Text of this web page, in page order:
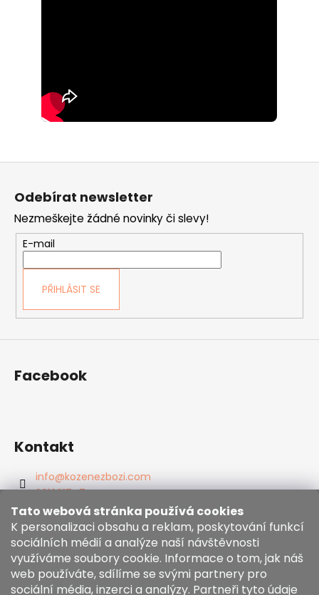
Tato webová stránka používá cookies
K personalizaci obsahu a reklam, poskytování funkcí
sociálních médií a analýze naší návštěvnosti
využíváme soubory cookie. Informace o tom, jak náš
web používáte, sdílíme se svými partnery pro
sociální média, inzerci a analýzy. Partneři tyto údaje
Odebírat newsletter
Nezmeškejte žádné novinky či slevy!
E-mail
PŘIHLÁSIT SE
Facebook
Kontakt
info@kozenezbozi.com
381281747
603225633
https://www.facebook.com/kozenezbozi/
Informace pro vás